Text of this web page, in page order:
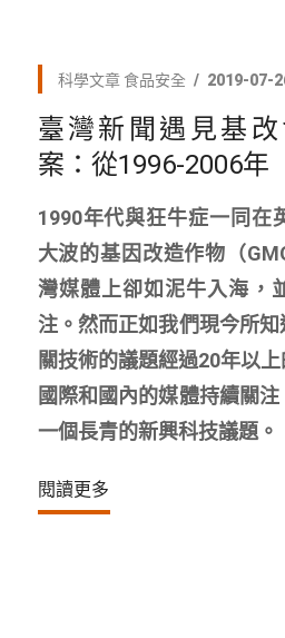
科學文章 食品安全 2019-07-
臺灣新聞遇見基
案：從1996-2006年
1990年代與狂牛症一同在
大波的基因改造作物（
灣媒體上卻如泥牛入海，
注。然而正如我們現今所
關技術的議題經過20年以
國際和國內的媒體持續關
一個長青的新興科技議題。
閱讀更多